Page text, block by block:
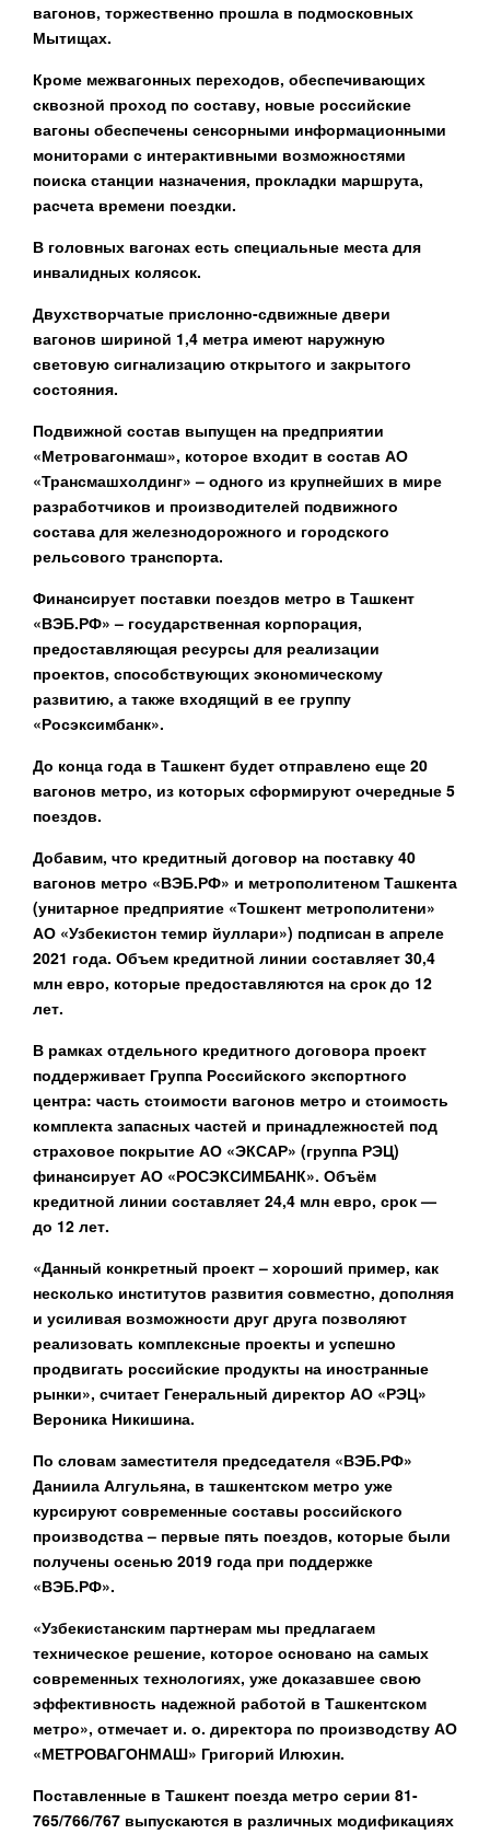
вагонов, торжественно прошла в подмосковных
Мытищах.
Кроме межвагонных переходов, обеспечивающих
сквозной проход по составу, новые российские
вагоны обеспечены сенсорными информационными
мониторами с интерактивными возможностями
поиска станции назначения, прокладки маршрута,
расчета времени поездки.
В головных вагонах есть специальные места для
инвалидных колясок.
Двухстворчатые прислонно-сдвижные двери
вагонов шириной 1,4 метра имеют наружную
световую сигнализацию открытого и закрытого
состояния.
Подвижной состав выпущен на предприятии
«Метровагонмаш», которое входит в состав АО
«Трансмашхолдинг» – одного из крупнейших в мире
разработчиков и производителей подвижного
состава для железнодорожного и городского
рельсового транспорта.
Финансирует поставки поездов метро в Ташкент
«ВЭБ.РФ» – государственная корпорация,
предоставляющая ресурсы для реализации
проектов, способствующих экономическому
развитию, а также входящий в ее группу
«Росэксимбанк».
До конца года в Ташкент будет отправлено еще 20
вагонов метро, из которых сформируют очередные 5
поездов.
Добавим, что кредитный договор на поставку 40
вагонов метро «ВЭБ.РФ» и метрополитеном Ташкента
(унитарное предприятие «Тошкент метрополитени»
АО «Узбекистон темир йуллари») подписан в апреле
2021 года. Объем кредитной линии составляет 30,4
млн евро, которые предоставляются на срок до 12
лет.
В рамках отдельного кредитного договора проект
поддерживает Группа Российского экспортного
центра: часть стоимости вагонов метро и стоимость
комплекта запасных частей и принадлежностей под
страховое покрытие АО «ЭКСАР» (группа РЭЦ)
финансирует АО «РОСЭКСИМБАНК». Объём
кредитной линии составляет 24,4 млн евро, срок —
до 12 лет.
«Данный конкретный проект – хороший пример, как
несколько институтов развития совместно, дополняя
и усиливая возможности друг друга позволяют
реализовать комплексные проекты и успешно
продвигать российские продукты на иностранные
рынки», считает Генеральный директор АО «РЭЦ»
Вероника Никишина.
По словам заместителя председателя «ВЭБ.РФ»
Даниила Алгульяна, в ташкентском метро уже
курсируют современные составы российского
производства – первые пять поездов, которые были
получены осенью 2019 года при поддержке
«ВЭБ.РФ».
«Узбекистанским партнерам мы предлагаем
техническое решение, которое основано на самых
современных технологиях, уже доказавшее свою
эффективность надежной работой в Ташкентском
метро», отмечает и. о. директора по производству АО
«МЕТРОВАГОНМАШ» Григорий Илюхин.
Поставленные в Ташкент поезда метро серии 81-
765/766/767 выпускаются в различных модификациях